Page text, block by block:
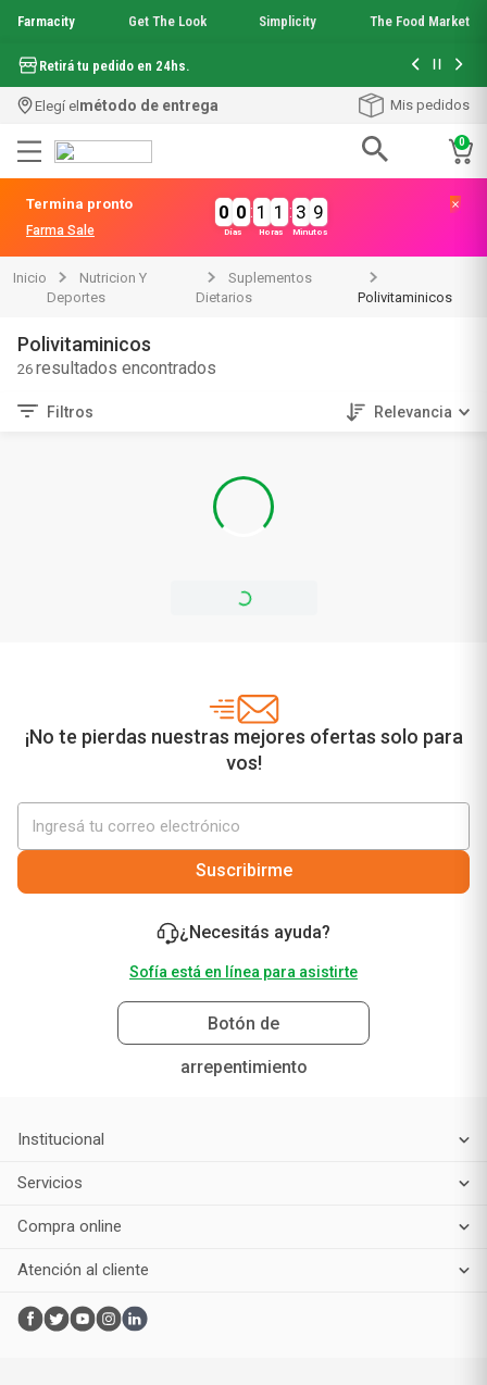
Farmacity Get The Look Simplicity The Food Market
Retirá tu pedido en 24hs. Hasta 6
Elegí elmétodo de entrega Mis pedidos
0
Termina pronto
Farma Sale
0 0
Días
: 1 1
Horas
: 3 9
Minutos
Inicio
Nutricion Y
Deportes
Suplementos
Dietarios
Polivitaminicos
Polivitaminicos
26
Filtros Relevancia
¡No te pierdas nuestras mejores ofertas solo para
vos!
Suscribirme
¿Necesitás ayuda?
Sofía está en línea para asistirte
Botón de
arrepentimiento
Institucional
Servicios
Compra online
Atención al cliente